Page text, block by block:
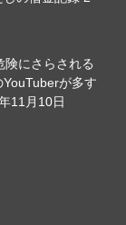
険にさらされる
が多す
11月10日